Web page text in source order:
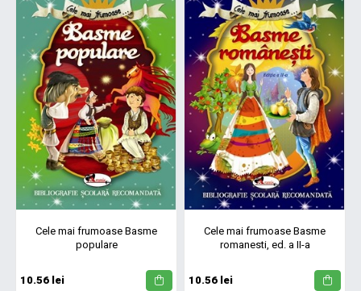
Cele mai frumoase Basme
populare
10.56 lei
Cele mai frumoase Basme
romanesti, ed. a II-a
10.56 lei